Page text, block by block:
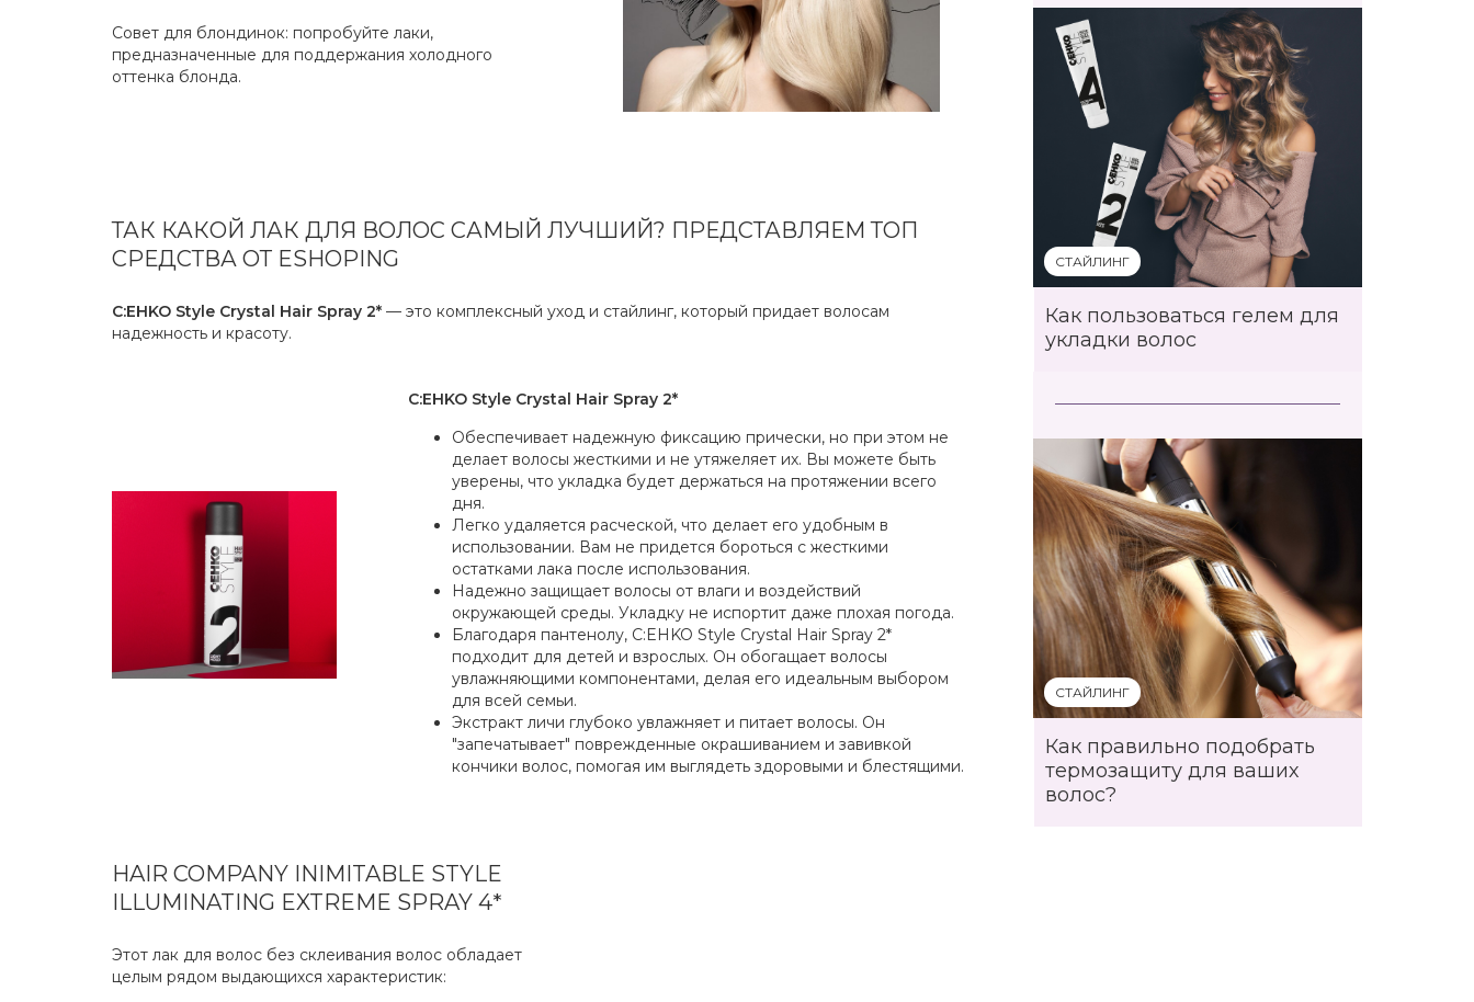
СТАЙЛИНГ
Как пользоваться гелем для
укладки волос
СТАЙЛИНГ
Как правильно подобрать
термозащиту для ваших
волос?
Совет для блондинок: попробуйте лаки,
предназначенные для поддержания холодного
оттенка блонда.
ТАК КАКОЙ ЛАК ДЛЯ ВОЛОС САМЫЙ ЛУЧШИЙ? ПРЕДСТАВЛЯЕМ ТОП
СРЕДСТВА ОТ ESHOPING
C:EHKO Style Crystal Hair Spray 2* — это комплексный уход и стайлинг, который придает волосам
надежность и красоту.
C:EHKO Style Crystal Hair Spray 2*
Обеспечивает надежную фиксацию прически, но при этом не
делает волосы жесткими и не утяжеляет их. Вы можете быть
уверены, что укладка будет держаться на протяжении всего
дня.
Легко удаляется расческой, что делает его удобным в
использовании. Вам не придется бороться с жесткими
остатками лака после использования.
Надежно защищает волосы от влаги и воздействий
окружающей среды. Укладку не испортит даже плохая погода.
Благодаря пантенолу, C:EHKO Style Crystal Hair Spray 2*
подходит для детей и взрослых. Он обогащает волосы
увлажняющими компонентами, делая его идеальным выбором
для всей семьи.
Экстракт личи глубоко увлажняет и питает волосы. Он
"запечатывает" поврежденные окрашиванием и завивкой
кончики волос, помогая им выглядеть здоровыми и блестящими.
HAIR COMPANY INIMITABLE STYLE
ILLUMINATING EXTREME SPRAY 4*
Этот лак для волос без склеивания волос обладает
целым рядом выдающихся характеристик: